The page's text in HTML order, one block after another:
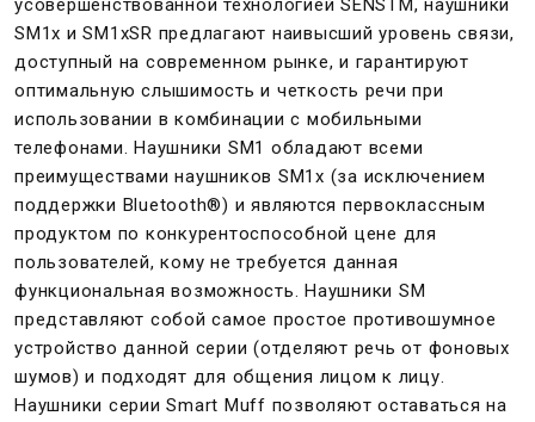
усовершенствованной технологией SENSTM, наушники
SM1x и SM1xSR предлагают наивысший уровень связи,
доступный на современном рынке, и гарантируют
оптимальную слышимость и четкость речи при
использовании в комбинации с мобильными
телефонами. Наушники SM1 обладают всеми
преимуществами наушников SM1x (за исключением
поддержки Bluetooth®) и являются первоклассным
продуктом по конкурентоспособной цене для
пользователей, кому не требуется данная
функциональная возможность. Наушники SМ
представляют собой самое простое противошумное
устройство данной серии (отделяют речь от фоновых
шумов) и подходят для общения лицом к лицу.
Наушники серии Smart Muff позволяют оставаться на